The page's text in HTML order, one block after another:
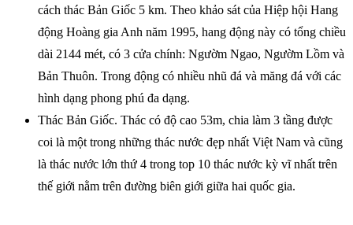
cách thác Bản Giốc 5 km. Theo khảo sát của Hiệp hội Hang
động Hoàng gia Anh năm 1995, hang động này có tổng chiều
dài 2144 mét, có 3 cửa chính: Ngườm Ngao, Ngườm Lồm và
Bản Thuôn. Trong động có nhiều nhũ đá và măng đá với các
hình dạng phong phú đa dạng.
Thác Bản Giốc. Thác có độ cao 53m, chia làm 3 tầng được
coi là một trong những thác nước đẹp nhất Việt Nam và cũng
là thác nước lớn thứ 4 trong top 10 thác nước kỳ vĩ nhất trên
thế giới nằm trên đường biên giới giữa hai quốc gia.